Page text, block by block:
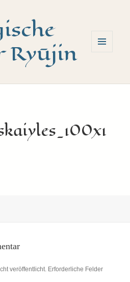
Ryūjin
veröffentlicht. Erforderliche Felder